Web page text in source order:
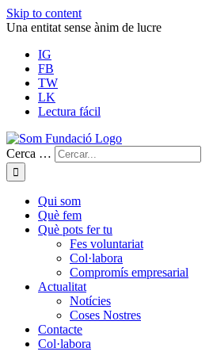
Skip to content
Una entitat sense ànim de lucre
IG
FB
TW
LK
Lectura fácil
Cerca …
Qui som
Què fem
Què pots fer tu
Fes voluntariat
Col·labora
Compromís empresarial
Actualitat
Notícies
Coses Nostres
Contacte
Col·labora